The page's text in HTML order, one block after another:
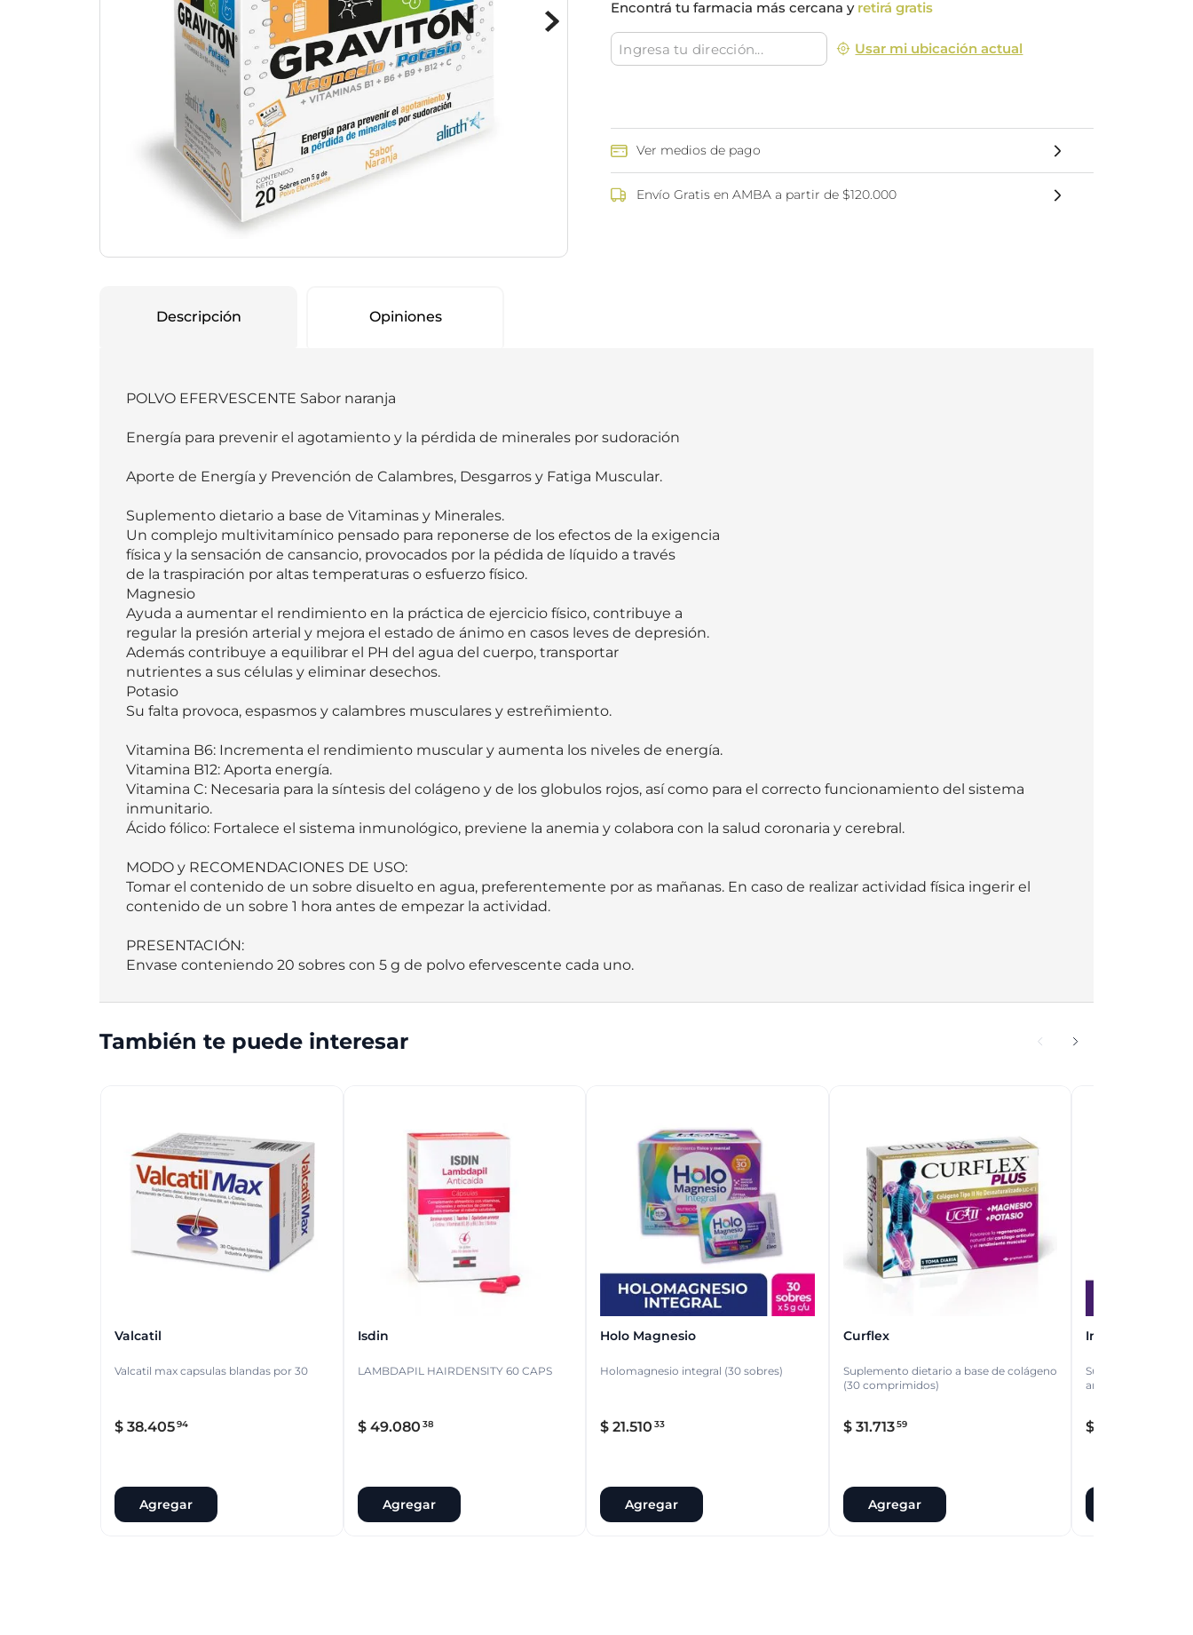
Protección Femenina
Cuidado intimo
Protectores diarios
Copas menstruales
Tampones
Toallas con y sin alas
Protectores mamarios
Talcos & polvos pédicos Espacio consciente
Encontrá tu farmacia más cercana y retirá gratis
Usar mi ubicación actual
Ver medios de pago
Envío Gratis en AMBA a partir de $120.000
Descripción Opiniones
POLVO EFERVESCENTE Sabor naranja
Energía para prevenir el agotamiento y la pérdida de minerales por sudoración
Aporte de Energía y Prevención de Calambres, Desgarros y Fatiga Muscular.
Suplemento dietario a base de Vitaminas y Minerales.
Un complejo multivitamínico pensado para reponerse de los efectos de la exigencia
física y la sensación de cansancio, provocados por la pédida de líquido a través
de la traspiración por altas temperaturas o esfuerzo físico.
Magnesio
Ayuda a aumentar el rendimiento en la práctica de ejercicio físico, contribuye a
regular la presión arterial y mejora el estado de ánimo en casos leves de depresión.
Además contribuye a equilibrar el PH del agua del cuerpo, transportar
nutrientes a sus células y eliminar desechos.
Potasio
Su falta provoca, espasmos y calambres musculares y estreñimiento.
Vitamina B6: Incrementa el rendimiento muscular y aumenta los niveles de energía.
Vitamina B12: Aporta energía.
Vitamina C: Necesaria para la síntesis del colágeno y de los globulos rojos, así como para el correcto funcionamiento del sistema
inmunitario.
Ácido fólico: Fortalece el sistema inmunológico, previene la anemia y colabora con la salud coronaria y cerebral.
MODO y RECOMENDACIONES DE USO:
Tomar el contenido de un sobre disuelto en agua, preferentemente por as mañanas. En caso de realizar actividad física ingerir el
contenido de un sobre 1 hora antes de empezar la actividad.
PRESENTACIÓN:
Envase conteniendo 20 sobres con 5 g de polvo efervescente cada uno.
También te puede interesar
Valcatil
Valcatil max capsulas blandas por 30
$ 38.40594
Agregar
Isdin
LAMBDAPIL HAIRDENSITY 60 CAPS
$ 49.080 38
Agregar
Holo Magnesio
Holomagnesio integral (30 sobres)
$ 21.510 33
Agregar
Curflex
Suplemento dietario a base de colágeno
(30 comprimidos)
$ 31.71359
Agregar
Infiltrex
Suplemento
articulaciones (30
$